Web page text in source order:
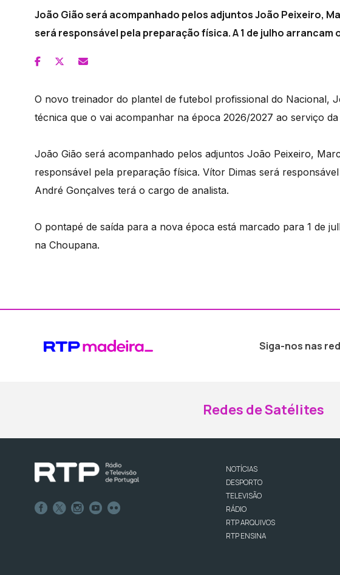
João Gião será acompanhado pelos adjuntos João Peixeiro,
será responsável pela preparação física. A 1 de julho
O novo treinador do plantel de futebol profissional do Nacional,
técnica que o vai acompanhar na época 2026/2027 ao serviço
João Gião será acompanhado pelos adjuntos João Peixeiro,
responsável pela preparação física. Vítor Dimas será
André Gonçalves terá o cargo de analista.
O pontapé de saída para a nova época está marcado para 1 de
na Choupana.
Siga-nos nas
Redes de Satélites
NOTÍCIAS
DESPORTO
TELEVISÃO
RÁDIO
RTP ARQUIVOS
RTP ENSINA